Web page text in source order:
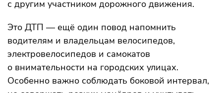
с другим участником дорожного движения.
Это ДТП — ещё один повод напомнить
водителям и владельцам велосипедов,
электровелосипедов и самокатов
о внимательности на городских улицах.
Особенно важно соблюдать боковой интервал,